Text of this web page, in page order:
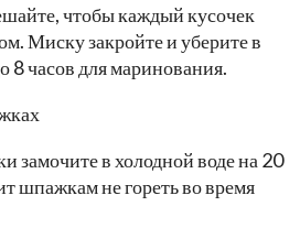
чтобы каждый кусочек
Миску закройте и уберите в
8 часов для маринования.
замочите в холодной воде на 20
шпажкам не гореть во время